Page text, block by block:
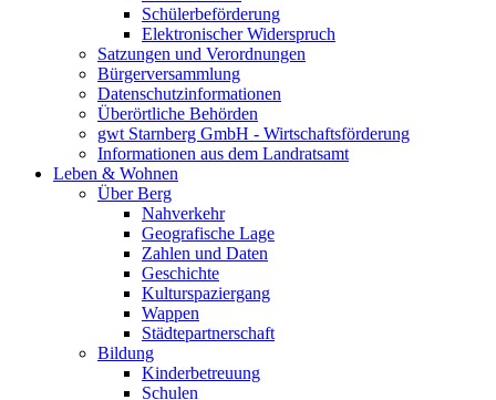
Schülerbeförderung
Elektronischer Widerspruch
Satzungen und Verordnungen
Bürgerversammlung
Datenschutzinformationen
Überörtliche Behörden
gwt Starnberg GmbH - Wirtschaftsförderung
Informationen aus dem Landratsamt
Leben & Wohnen
Über Berg
Nahverkehr
Geografische Lage
Zahlen und Daten
Geschichte
Kulturspaziergang
Wappen
Städtepartnerschaft
Bildung
Kinderbetreuung
Schulen